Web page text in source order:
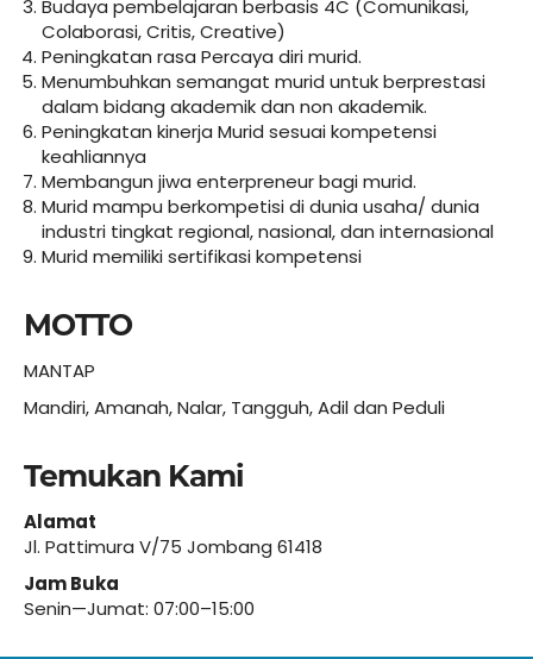
Budaya pembelajaran berbasis 4C (Comunikasi,
Colaborasi, Critis, Creative)
Peningkatan rasa Percaya diri murid.
Menumbuhkan semangat murid untuk berprestasi
dalam bidang akademik dan non akademik.
Peningkatan kinerja Murid sesuai kompetensi
keahliannya
Membangun jiwa enterpreneur bagi murid.
Murid mampu berkompetisi di dunia usaha/ dunia
industri tingkat regional, nasional, dan internasional
Murid memiliki sertifikasi kompetensi
MOTTO
MANTAP
Mandiri, Amanah, Nalar, Tangguh, Adil dan Peduli
Temukan Kami
Alamat
Jl. Pattimura V/75 Jombang 61418
Jam Buka
Senin—Jumat: 07:00–15:00